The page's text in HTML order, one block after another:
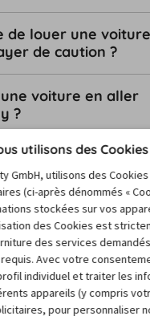
de louer une
de caution ?
voiture en aller
?
votre location de
?
ai-je besoin
charge de ma
?
utilisons des Cookies
GmbH, utilisons des
(ci-après dénommés «
stockées sur vos
des Cookies est
des services
Avec votre
individuel et traiter les
appareils (y compris
pour personnaliser